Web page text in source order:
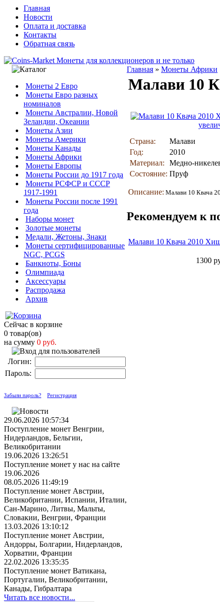
Главная
Новости
Оплата и доставка
Контакты
Обратная связь
Монеты 2 Евро
Монеты Евро разных
номиналов
Монеты Австралии, Новой
Зеландии, Океании
Монеты Азии
Монеты Америки
Монеты Канады
Монеты Африки
Монеты Европы
Монеты России до 1917 года
Монеты РСФСР и СССР
1917-1991
Монеты России после 1991
года
Наборы монет
Золотые монеты
Медали, Жетоны, Знаки
Монеты сертифицированные
NGC, PCGS
Банкноты, Боны
Олимпиада
Аксессуары
Распродажа
Архив
Сейчас в корзине
0 товар(ов)
на сумму 0 руб.
Логин:
Пароль:
Забыли пароль? Регистрация
29.06.2026 10:57:34
Поступление монет Венгрии,
Нидерландов, Бельгии,
Великобритании
19.06.2026 13:26:51
Поступление монет у нас на сайте
19.06.2026
08.05.2026 11:49:19
Поступление монет Австрии,
Великобритании, Испании, Италии,
Сан-Марино, Литвы, Мальты,
Словакии, Венгрии, Франции
13.03.2026 13:10:12
Поступление монет Австрии,
Андорры, Болгарии, Нидерландов,
Хорватии, Франции
22.02.2026 13:35:35
Поступление монет Ватикана,
Португалии, Великобритании,
Канады, Гибралтара
Читать все новости...
Главная » Монеты Африки
Малави 10
Страна:
Малави
Год:
2010
Материал:
Медно-
Состояние: Пруф
Описание: Малави 10 Квача
Рекомендуем к
Малави 10 Квача 2010
1300